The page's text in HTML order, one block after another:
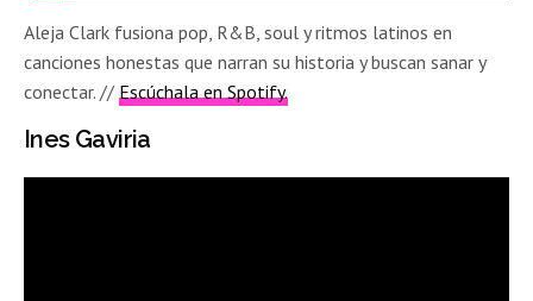
Aleja Clark fusiona pop, R&B, soul y ritmos latinos en
canciones honestas que narran su historia y buscan sanar y
conectar. // Escúchala en Spotify.
Ines Gaviria